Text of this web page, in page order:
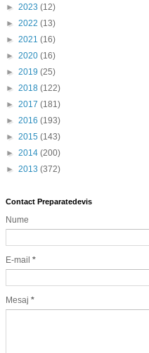
► 2023 (12)
► 2022 (13)
► 2021 (16)
► 2020 (16)
► 2019 (25)
► 2018 (122)
► 2017 (181)
► 2016 (193)
► 2015 (143)
► 2014 (200)
► 2013 (372)
Contact Preparatedevis
Nume
E-mail *
Mesaj *